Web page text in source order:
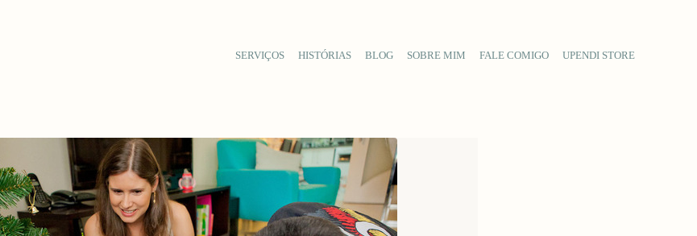
SERVIÇOS HISTÓRIAS BLOG SOBRE MIM FALE COMIGO UPENDI STORE